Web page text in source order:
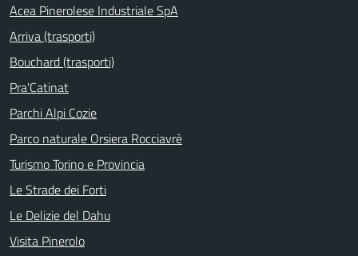
Acea Pinerolese Industriale SpA
Arriva (trasporti)
Bouchard (trasporti)
Pra'Catinat
Parchi Alpi Cozie
Parco naturale Orsiera Rocciavrè
Turismo Torino e Provincia
Le Strade dei Forti
Le Delizie del Dahu
Visita Pinerolo